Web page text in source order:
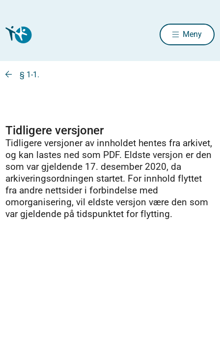
Meny
§ 1-1.
Tidligere versjoner
Tidligere versjoner av innholdet hentes fra arkivet,
og kan lastes ned som PDF. Eldste versjon er den
som var gjeldende 17. desember 2020, da
arkiveringsordningen startet. For innhold flyttet
fra andre nettsider i forbindelse med
omorganisering, vil eldste versjon være den som
var gjeldende på tidspunktet for flytting.